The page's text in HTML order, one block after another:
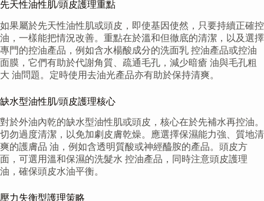
先天性油性肌/頭皮護理重點
如果屬於先天性油性肌或頭皮，即使基因使然，只要持續正確控
油，一樣能把情況改善。重點在於溫和但徹底的清潔，以及選擇
專門的控油產品，例如含水楊酸成分的洗面乳 控油產品或控油
面膜，它們有助於代謝角質、疏通毛孔，減少暗瘡 油與毛孔粗
大 油問題。定時使用去油光產品亦有助於保持清爽。
缺水型油性肌/頭皮護理核心
對於外油內乾的缺水型油性肌或頭皮，核心在於先補水再控油。
切勿過度清潔，以免加劇皮膚乾燥。應選擇保濕能力強、質地清
爽的護膚品 油，例如含透明質酸或神經醯胺的產品。頭皮方
面，可選用溫和保濕的洗髮水 控油產品，同時注意頭皮護理
油，確保頭皮水油平衡。
壓力失衡型護理策略